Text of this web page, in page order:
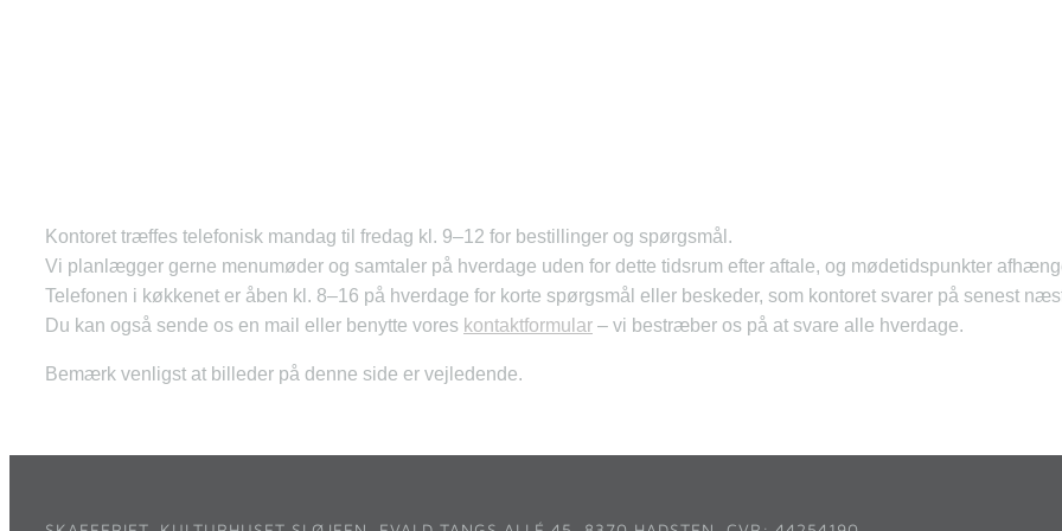
Kontoret træffes telefonisk mandag til fredag kl. 9–12 for bestillinger og spørgsmål.
Vi planlægger gerne menumøder og samtaler på hverdage uden for dette tidsrum efter aftale, og mødetidspunkter
Telefonen i køkkenet er åben kl. 8–16 på hverdage for korte spørgsmål eller beskeder, som kontoret svarer på senest
Du kan også sende os en mail eller benytte vores kontaktformular – vi bestræber os på at svare alle hverdage.
Bemærk venligst at billeder på denne side er vejledende.